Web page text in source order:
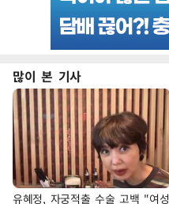
많이 본 기사
유혜정, 자궁적출 수술 고백 "여성